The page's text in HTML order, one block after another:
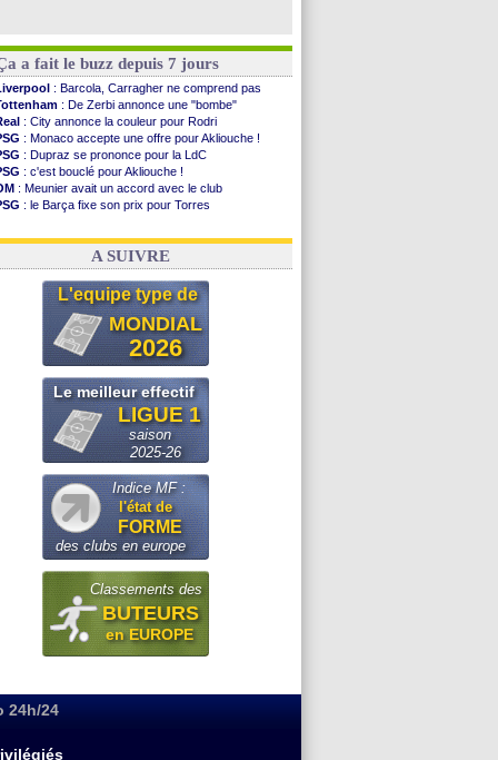
a fait le buzz depuis 7 jours
: Barcola, Carragher ne comprend pas
: De Zerbi annonce une "bombe"
: City annonce la couleur pour Rodri
: Monaco accepte une offre pour Akliouche !
: Dupraz se prononce pour la LdC
: c'est bouclé pour Akliouche !
: Meunier avait un accord avec le club
: le Barça fixe son prix pour Torres
: Infantino sollicite Trump
A SUIVRE
L'equipe type de
MONDIAL
2026
Le meilleur effectif
LIGUE 1
saison
2025-26
Indice MF :
l'état de
FORME
des clubs en europe
Classements des
BUTEURS
en EUROPE
24h/24